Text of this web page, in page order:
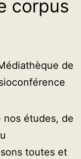
corpus
de
nos études, de
toutes et